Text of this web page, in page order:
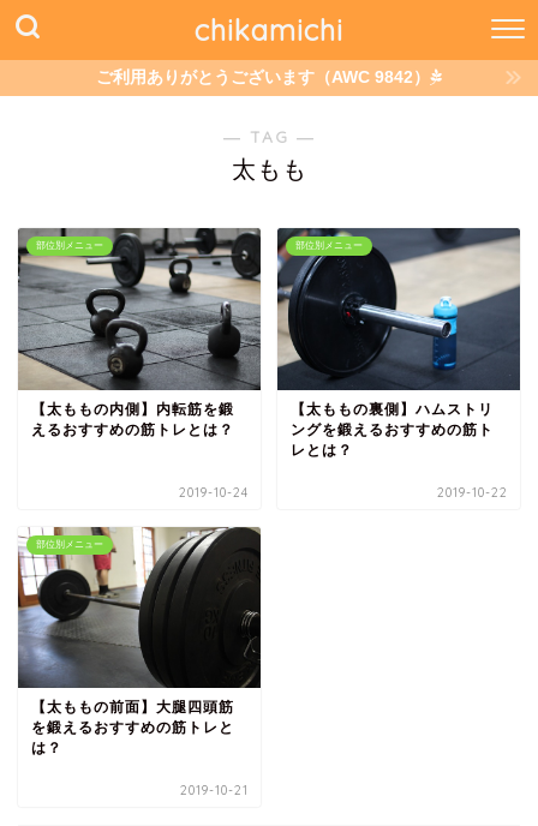
chikamichi
ご利用ありがとうございます（AWC 9842）
― TAG ―
太もも
部位別メニュー
【太ももの内側】内転筋を鍛
えるおすすめの筋トレとは？
2019-10-24
部位別メニュー
【太ももの裏側】ハムストリ
ングを鍛えるおすすめの筋ト
レとは？
2019-10-22
部位別メニュー
【太ももの前面】大腿四頭筋
を鍛えるおすすめの筋トレと
は？
2019-10-21